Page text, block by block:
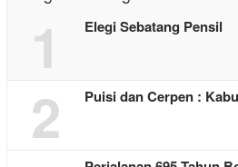
1 Elegi Sebatang Pensil
2 Puisi dan Cerpen :